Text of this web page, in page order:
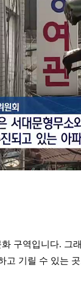
구역입니다. 그
기릴 수 있는